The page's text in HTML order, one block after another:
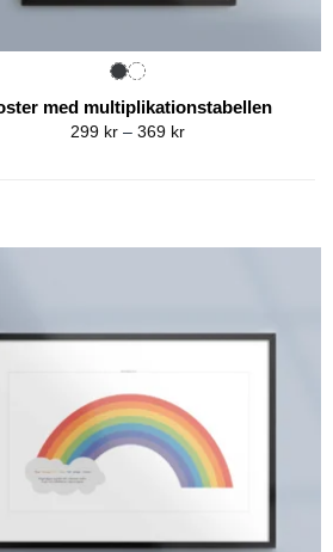
med multiplikationstabellen
299 kr – 369 krPrice